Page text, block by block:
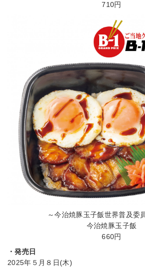
710円
～今治焼豚玉子飯世界普及委
今治焼豚玉子飯
660円
・発売日
2025年５月８日(木)